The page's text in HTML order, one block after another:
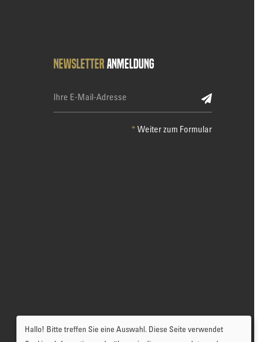
NewsletterAnmeldung
* Weiter zum Formular
Hallo! Bitte treffen Sie eine Auswahl. Diese Seite verwendet